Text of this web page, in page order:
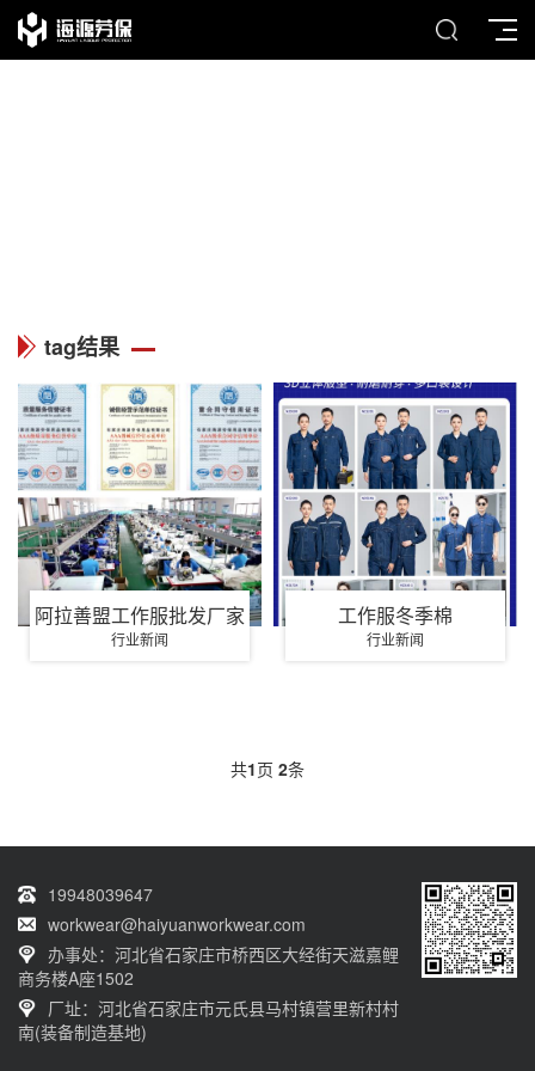
tag结果
阿拉善盟工作服批发厂家
行业新闻
工作服冬季棉
行业新闻
共1页 2条
19948039647
workwear@haiyuanworkwear.com
办事处：河北省石家庄市桥西区大经街天滋嘉鲤
商务楼A座1502
厂址：河北省石家庄市元氏县马村镇营里新村村
南(装备制造基地)